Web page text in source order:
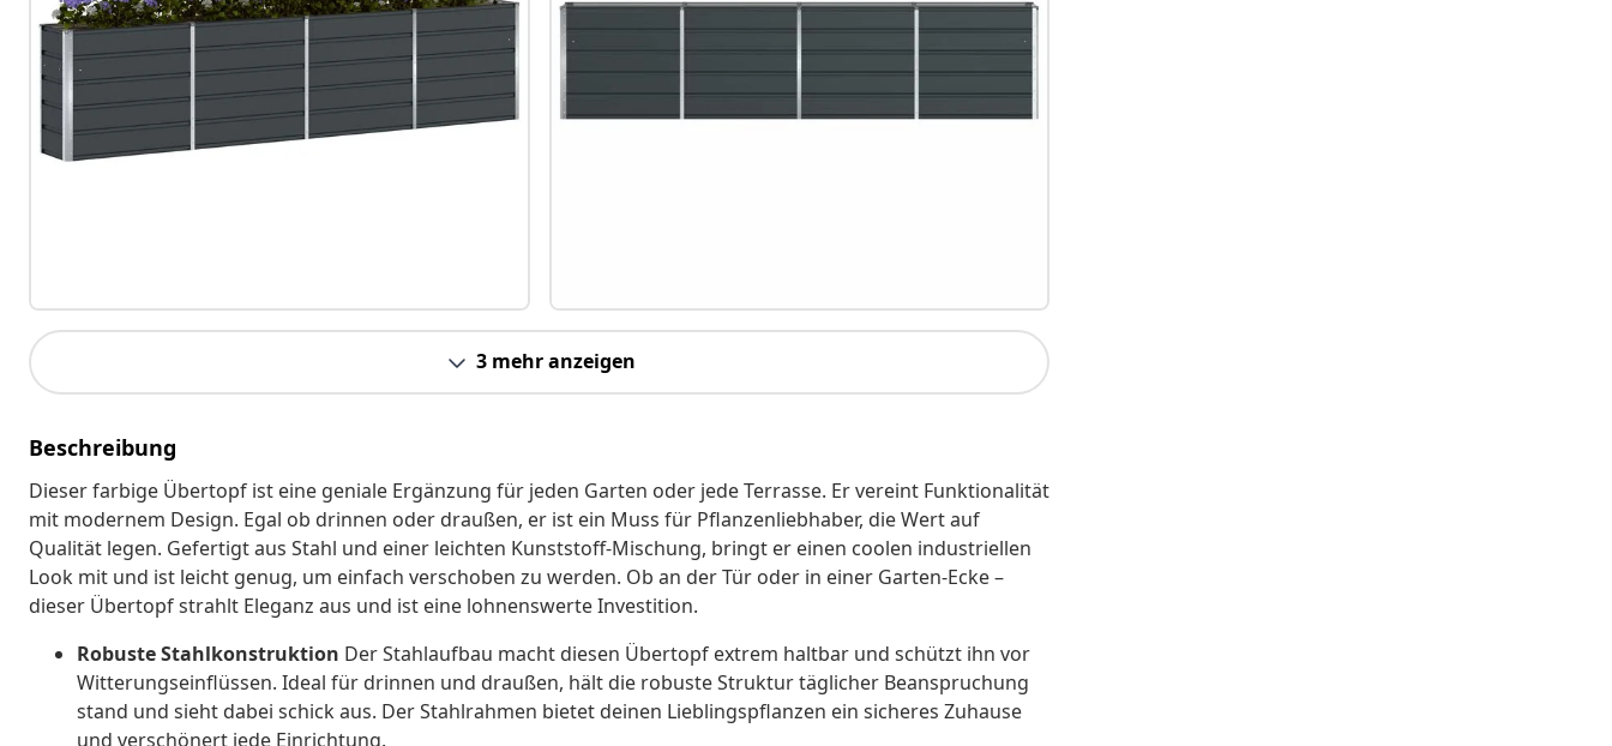
3 mehr anzeigen
Beschreibung
Dieser farbige Übertopf ist eine geniale Ergänzung für jeden Garten oder jede Terrasse. Er vereint Funktionalität
mit modernem Design. Egal ob drinnen oder draußen, er ist ein Muss für Pflanzenliebhaber, die Wert auf
Qualität legen. Gefertigt aus Stahl und einer leichten Kunststoff-Mischung, bringt er einen coolen industriellen
Look mit und ist leicht genug, um einfach verschoben zu werden. Ob an der Tür oder in einer Garten-Ecke –
dieser Übertopf strahlt Eleganz aus und ist eine lohnenswerte Investition.
Robuste Stahlkonstruktion Der Stahlaufbau macht diesen Übertopf extrem haltbar und schützt ihn vor
Witterungseinflüssen. Ideal für drinnen und draußen, hält die robuste Struktur täglicher Beanspruchung
stand und sieht dabei schick aus. Der Stahlrahmen bietet deinen Lieblingspflanzen ein sicheres Zuhause
und verschönert jede Einrichtung.